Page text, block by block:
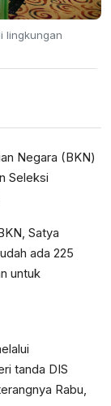
lingkungan
Negara (BKN)
Seleksi
Satya
ada 225
untuk
tanda DIS
Rabu,